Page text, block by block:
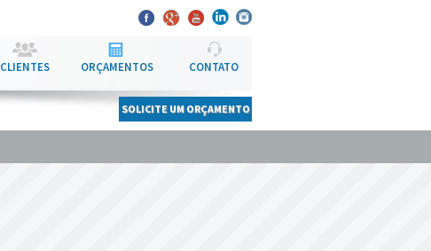
CLIENTES ORÇAMENTOS CONTATO
SOLICITE UM ORÇAMENTO